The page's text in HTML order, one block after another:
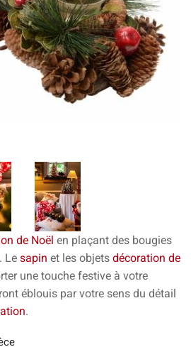
de Noël en plaçant des bougies
Le sapin et les objets décoration de
une touche festive à votre
éblouis par votre sens du détail
.